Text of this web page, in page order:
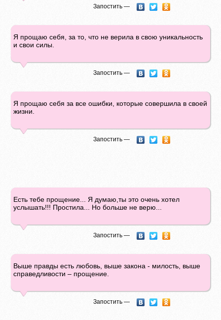
Запостить —
Я прощаю себя, за то, что не верила в свою уникальность
и свои силы.
Запостить —
Я прощаю себя за все ошибки, которые совершила в своей
жизни.
Запостить —
Есть тебе прощение... Я думаю,ты это очень хотел
услышать!!! Простила... Но больше не верю...
Запостить —
Выше правды есть любовь, выше закона - милость, выше
справедливости – прощение.
Запостить —